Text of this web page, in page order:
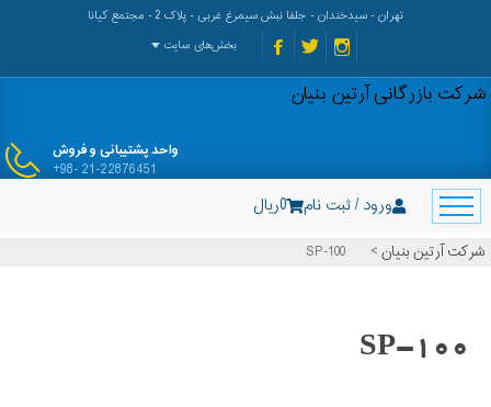
تهران - سیدخندان - جلفا نبش سیمرغ غربی - پلاک 2 - مجتمع کیانا
بخش‌های سایت
شرکت بازرگانی آرتین بنیان
واحد پشتیبانی و فروش
+98- 21-22876451
ورود / ثبت نام 0ریال
شرکت آرتین بنیان>
SP-100
SP-100